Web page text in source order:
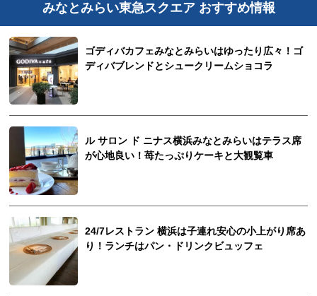
みなとみらい東急スクエア おすすめ情報
ゴディバカフェみなとみらいはゆったり広々！ゴ
ディバブレンドとシュークリームショコラ
ル サロン ド ニナス横浜みなとみらいはテラス席
が心地良い！苺たっぷりケーキと大観覧車
24/7レストラン 横浜は子連れ安心の小上がり席あ
り！ランチはパン・ドリンクビュッフェ